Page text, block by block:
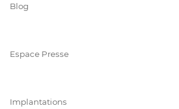
Blog
Espace Presse
Implantations